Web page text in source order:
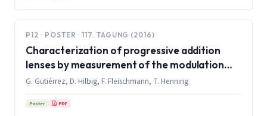
P12 · POSTER · 117. TAGUNG (2016)
Characterization of progressive addition
lenses by measurement of the modulation
transfer function using experimental ray
G. Gutiérrez, D. Hilbig, F. Fleischmann, T. Henning
Poster PDF